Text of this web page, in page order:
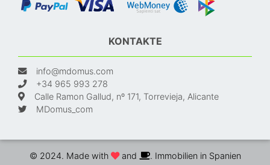
KONTAKTE
info@mdomus.com
+34 965 993 278
Calle Ramon Gallud, nº 171, Torrevieja, Alicante
MDomus_com
© 2024. Made with and . Immobilien in Spanien